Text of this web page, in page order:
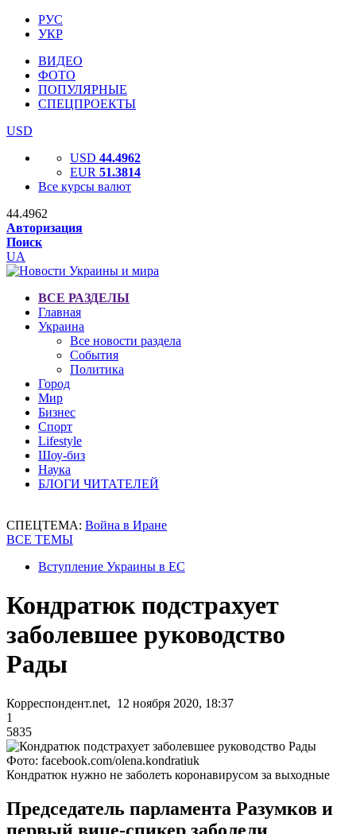
РУС
УКР
ВИДЕО
ФОТО
ПОПУЛЯРНЫЕ
СПЕЦПРОЕКТЫ
USD
USD 44.4962
EUR 51.3814
Все курсы валют
44.4962
Авторизация
Поиск
UA
ВСЕ РАЗДЕЛЫ
Главная
Украина
Все новости раздела
События
Политика
Город
Мир
Бизнес
Спорт
Lifestyle
Шоу-биз
Наука
БЛОГИ ЧИТАТЕЛЕЙ
СПЕЦТЕМА: Война в Иране
ВСЕ ТЕМЫ
Вступление Украины в ЕС
Кондратюк подстрахует
заболевшее руководство
Рады
Корреспондент.net, 12 ноября 2020, 18:37
1
5835
Фото: facebook.com/olena.kondratiuk
Кондратюк нужно не заболеть коронавирусом за выходные
Председатель парламента Разумков и
первый вице-спикер заболели